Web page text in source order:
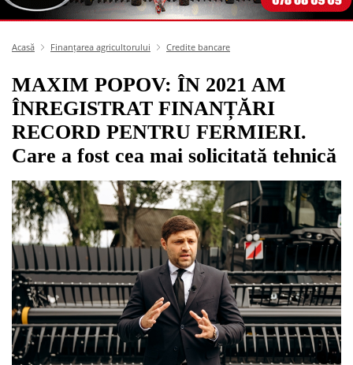
Acasă Finanțarea agricultorului Credite bancare
MAXIM POPOV: ÎN 2021 AM
ÎNREGISTRAT FINANȚĂRI
RECORD PENTRU FERMIERI.
Care a fost cea mai solicitată tehnică